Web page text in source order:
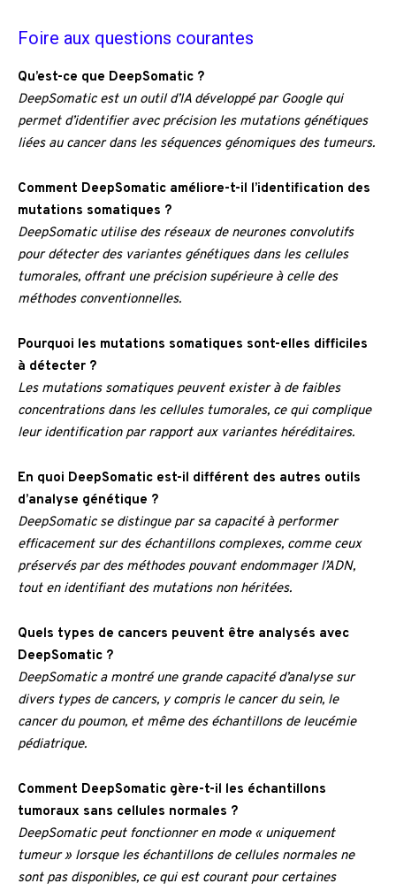
Foire aux questions courantes
Qu’est-ce que DeepSomatic ?
DeepSomatic est un outil d’IA développé par Google qui
permet d’identifier avec précision les mutations génétiques
liées au cancer dans les séquences génomiques des tumeurs.
Comment DeepSomatic améliore-t-il l’identification des
mutations somatiques ?
DeepSomatic utilise des réseaux de neurones convolutifs
pour détecter des variantes génétiques dans les cellules
tumorales, offrant une précision supérieure à celle des
méthodes conventionnelles.
Pourquoi les mutations somatiques sont-elles difficiles
à détecter ?
Les mutations somatiques peuvent exister à de faibles
concentrations dans les cellules tumorales, ce qui complique
leur identification par rapport aux variantes héréditaires.
En quoi DeepSomatic est-il différent des autres outils
d’analyse génétique ?
DeepSomatic se distingue par sa capacité à performer
efficacement sur des échantillons complexes, comme ceux
préservés par des méthodes pouvant endommager l’ADN,
tout en identifiant des mutations non héritées.
Quels types de cancers peuvent être analysés avec
DeepSomatic ?
DeepSomatic a montré une grande capacité d’analyse sur
divers types de cancers, y compris le cancer du sein, le
cancer du poumon, et même des échantillons de leucémie
pédiatrique.
Comment DeepSomatic gère-t-il les échantillons
tumoraux sans cellules normales ?
DeepSomatic peut fonctionner en mode « uniquement
tumeur » lorsque les échantillons de cellules normales ne
sont pas disponibles, ce qui est courant pour certaines